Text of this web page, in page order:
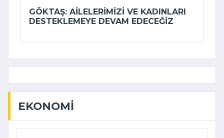
GÖKTAŞ: AILELERIMIZI VE KADINLARI
DESTEKLEMEYE DEVAM EDECEĞIZ
EKONOMI